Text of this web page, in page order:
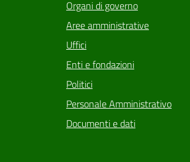
Organi di governo
Aree amministrative
Uffici
Enti e fondazioni
Politici
Personale Amministrativo
Documenti e dati